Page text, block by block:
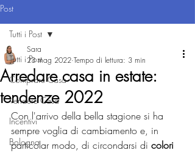
Post
Tutti i Post
Comprare Casa
Vendere Casa
Incentivi
Bologna
Tutti i Post
Arredare casa in estate:
tendenze 2022
Sara
23 mag 2022 Tempo di lettura: 3 min
Con l'arrivo della bella stagione si ha
sempre voglia di cambiamento e, in
particolar modo, di circondarsi di colori